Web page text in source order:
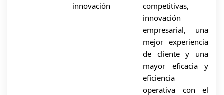
innovación
competitivas,
innovación
empresarial, una
mejor experiencia
de cliente y una
mayor eficacia y
eficiencia
operativa con el